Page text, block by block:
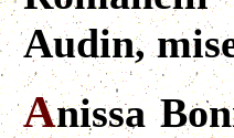
Audin,
Anissa